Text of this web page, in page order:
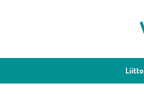
Liitto